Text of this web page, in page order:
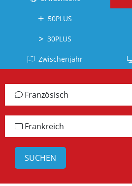
50PLUS
30PLUS
Zwischenjahr
Französisch
Frankreich
Kanada
Neuseeland
Südafrika
Irland
Schottland
Jamaika
alle
Länder
La
Arabisch
Jordanien
Türkisch
Türkei
Griechenland
Republik